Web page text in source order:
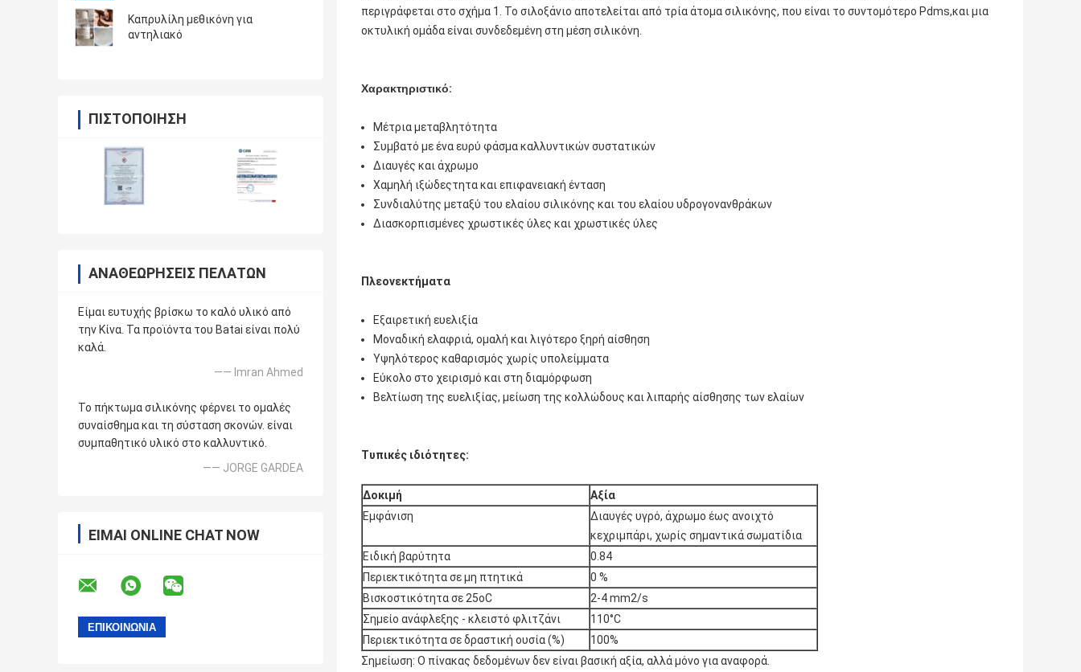
Καπρυλίλη μεθικόνη για
αντηλιακό
ΠΙΣΤΟΠΟΊΗΣΗ
ΑΝΑΘΕΩΡΉΣΕΙΣ ΠΕΛΑΤΏΝ
Είμαι ευτυχής βρίσκω το καλό υλικό από
την Κίνα. Τα προϊόντα του Batai είναι πολύ
καλά.
—— Imran Ahmed
Το πήκτωμα σιλικόνης φέρνει το ομαλές
συναίσθημα και τη σύσταση σκονών. είναι
συμπαθητικό υλικό στο καλλυντικό.
—— JORGE GARDEA
ΕΊΜΑΙ ONLINE CHAT NOW
περιγράφεται στο σχήμα 1. Το σιλοξάνιο αποτελείται από τρία άτομα σιλικόνης, που είναι το συντομότερο Pdms,και μια
οκτυλική ομάδα είναι συνδεδεμένη στη μέση σιλικόνη.
Χαρακτηριστικό:
Μέτρια μεταβλητότητα
Συμβατό με ένα ευρύ φάσμα καλλυντικών συστατικών
Διαυγές και άχρωμο
Χαμηλή ιξώδεςτητα και επιφανειακή ένταση
Συνδιαλύτης μεταξύ του ελαίου σιλικόνης και του ελαίου υδρογονανθράκων
Διασκορπισμένες χρωστικές ύλες και χρωστικές ύλες
Πλεονεκτήματα
Εξαιρετική ευελιξία
Μοναδική ελαφριά, ομαλή και λιγότερο ξηρή αίσθηση
Υψηλότερος καθαρισμός χωρίς υπολείμματα
Εύκολο στο χειρισμό και στη διαμόρφωση
Βελτίωση της ευελιξίας, μείωση της κολλώδους και λιπαρής αίσθησης των ελαίων
Τυπικές ιδιότητες:
Δοκιμή
Αξία
Εμφάνιση
Διαυγές υγρό, άχρωμο έως ανοιχτό
κεχριμπάρι, χωρίς σημαντικά σωματίδια
Ειδική βαρύτητα
0.84
Περιεκτικότητα σε μη πτητικά
0 %
Βισκοστικότητα σε 25oC
2-4 mm2/s
Σημείο ανάφλεξης - κλειστό φλιτζάνι
110°C
Περιεκτικότητα σε δραστική ουσία (%)
100%
Σημείωση: Ο πίνακας δεδομένων δεν είναι βασική αξία, αλλά μόνο για αναφορά.